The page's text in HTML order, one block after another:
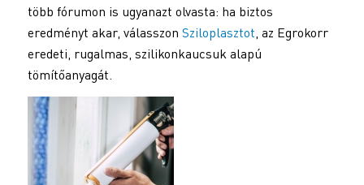
több fórumon is ugyanazt olvasta: ha biztos
eredményt akar, válasszon Sziloplasztot, az Egrokorr
eredeti, rugalmas, szilikonkaucsuk alapú
tömítőanyagát.